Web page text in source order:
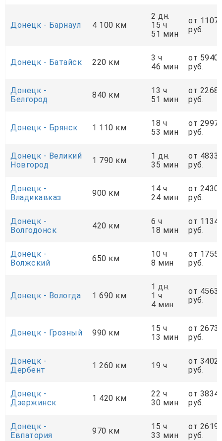
Донецк - Барнаул 4 100 км
2 дн.
15 ч
51 мин
от
руб.
Донецк - Батайск 220 км
3 ч
46 мин
от 5940
руб.
Донецк -
Белгород
840 км
13 ч
51 мин
от
руб.
Донецк - Брянск 1 110 км
18 ч
53 мин
от
руб.
Донецк - Великий
Новгород
1 790 км
1 дн.
35 мин
от
руб.
Донецк -
Владикавказ
900 км
14 ч
24 мин
от
руб.
Донецк -
Волгодонск
420 км
6 ч
18 мин
от
руб.
Донецк -
Волжский
650 км
10 ч
8 мин
от
руб.
Донецк - Вологда 1 690 км
1 дн.
1 ч
4 мин
от
руб.
Донецк - Грозный 990 км
15 ч
13 мин
от
руб.
Донецк -
Дербент
1 260 км 19 ч
от
руб.
Донецк -
Дзержинск
1 420 км
22 ч
30 мин
от
руб.
Донецк -
Евпатория
970 км
15 ч
33 мин
от
руб.